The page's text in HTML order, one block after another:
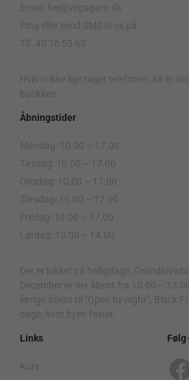
Email: hej@vegagarn.dk
Ring eller send SMS til os på:
Tlf. 40 76 53 63
Hvis vi ikke lige tager telefonen, så er
butikken.
Åbningstider
Mandag: 10.00 – 17.00
Tirsdag: 10.00 – 17.00
Onsdag: 10.00 – 17.00
Torsdag: 10.00 – 17.00
Fredag: 10.00 – 17.00
Lørdag: 10.00 – 14.00
Der er lukket på helligdage,
December er der åbent fra 10.00 –
længe åbent til “Open by night”, Black
dage, hvor byen fester.
Links
Kurv
Følg